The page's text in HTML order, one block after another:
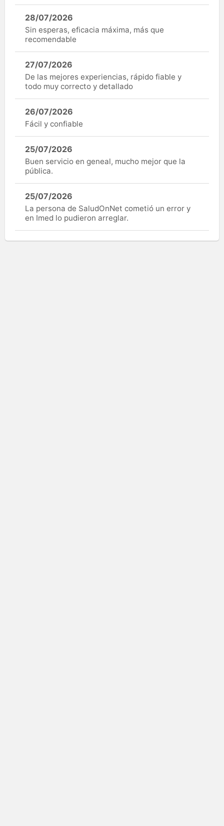
28/07/2026
Sin esperas, eficacia máxima, más que
recomendable
27/07/2026
De las mejores experiencias, rápido fiable y
todo muy correcto y detallado
26/07/2026
Fácil y confiable
25/07/2026
Buen servicio en geneal, mucho mejor que la
pública.
25/07/2026
La persona de SaludOnNet cometió un error y
en Imed lo pudieron arreglar.